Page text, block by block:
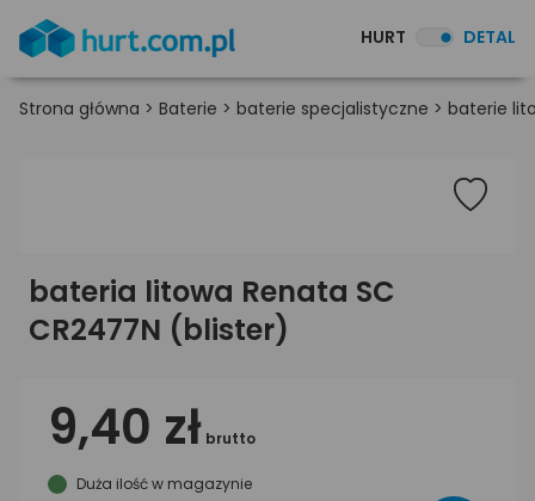
HURT DETAL
Strona główna > Baterie > baterie specjalistyczne > baterie
bateria litowa Renata SC
CR2477N (blister)
9,40 zł brutto
Duża ilość w magazynie